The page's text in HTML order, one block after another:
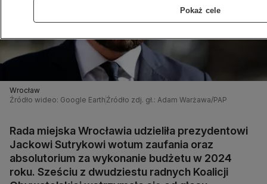
Wrocław
Źródło wideo: Google Earth Źródło zdj. gł.: Adam Warżawa/PAP
Rada miejska Wrocławia udzieliła prezydentowi
Jackowi Sutrykowi wotum zaufania oraz
absolutorium za wykonanie budżetu w 2024
roku. Sześciu z dwudziestu radnych Koalicji
Pokaż cele